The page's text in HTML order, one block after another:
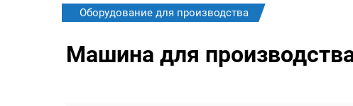
Оборудование для производства
Машина для